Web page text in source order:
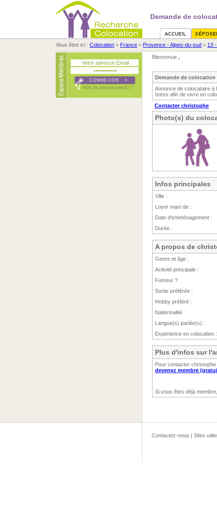
Demande de
Vous êtes ici : Colocation > France > Provence - Alpes-du-sud > 13
Bienvenue ,
Demande de colocation
Annonce de colocataire
Istres afin de vivre en
Contacter christophe
Photo(s) du
Infos principales
Ville :
Loyer maxi de :
Date d'emménagement :
Durée :
A propos de
Genre et âge :
Activité principale :
Fumeur ?
Sortie préférée :
Hobby préféré :
Nationnalité :
Langue(s) parlée(s) :
Expérience en colocation :
Plus d'infos sur
Pour contacter
devenez membre
Si vous êtes déjà
Contactez-nous | Sites